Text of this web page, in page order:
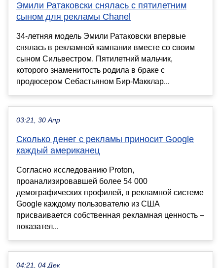
Эмили Ратаковски снялась с пятилетним
сыном для рекламы Chanel
34-летняя модель Эмили Ратаковски впервые
снялась в рекламной кампании вместе со своим
сыном Сильвестром. Пятилетний мальчик,
которого знаменитость родила в браке с
продюсером Себастьяном Бир-Макклар...
03:21, 30 Апр
Сколько денег с рекламы приносит Google
каждый американец
Согласно исследованию Proton,
проанализировавшей более 54 000
демографических профилей, в рекламной системе
Google каждому пользователю из США
присваивается собственная рекламная ценность –
показател...
04:21, 04 Дек